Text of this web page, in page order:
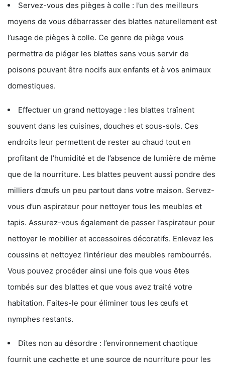
Servez-vous des pièges à colle : l’un des meilleurs
moyens de vous débarrasser des blattes naturellement est
l’usage de pièges à colle. Ce genre de piège vous
permettra de piéger les blattes sans vous servir de
poisons pouvant être nocifs aux enfants et à vos animaux
domestiques.
Effectuer un grand nettoyage : les blattes traînent
souvent dans les cuisines, douches et sous-sols. Ces
endroits leur permettent de rester au chaud tout en
profitant de l’humidité et de l’absence de lumière de même
que de la nourriture. Les blattes peuvent aussi pondre des
milliers d’œufs un peu partout dans votre maison. Servez-
vous d’un aspirateur pour nettoyer tous les meubles et
tapis. Assurez-vous également de passer l’aspirateur pour
nettoyer le mobilier et accessoires décoratifs. Enlevez les
coussins et nettoyez l’intérieur des meubles rembourrés.
Vous pouvez procéder ainsi une fois que vous êtes
tombés sur des blattes et que vous avez traité votre
habitation. Faites-le pour éliminer tous les œufs et
nymphes restants.
Dîtes non au désordre : l’environnement chaotique
fournit une cachette et une source de nourriture pour les